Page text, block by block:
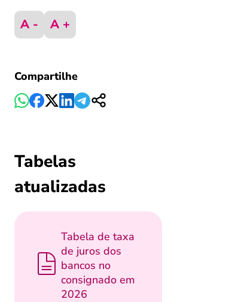
A - A +
Compartilhe
Tabelas
atualizadas
Tabela de taxa
de juros dos
bancos no
consignado em
2026